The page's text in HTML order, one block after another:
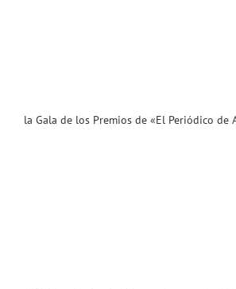
la Gala de los Premios de «El Periódico de